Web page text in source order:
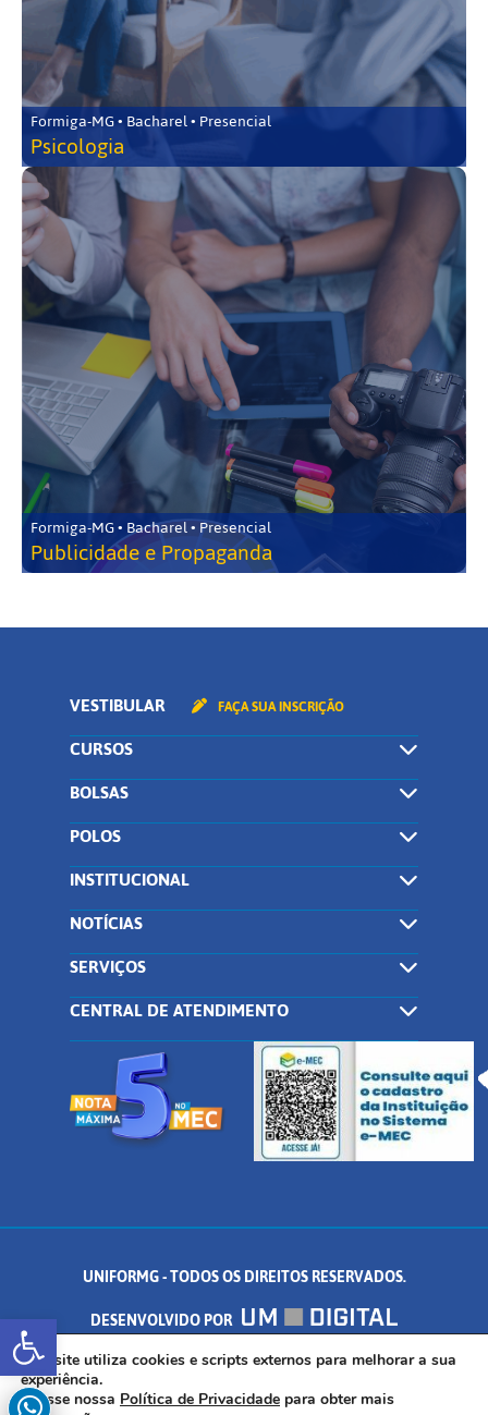
Abrir a barra de ferramentas
Formiga-MG • Bacharel • Presencial
Psicologia
Formiga-MG • Bacharel • Presencial
Publicidade e Propaganda
VESTIBULAR FAÇA SUA INSCRIÇÃO
CURSOS
BOLSAS
POLOS
INSTITUCIONAL
NOTÍCIAS
SERVIÇOS
CENTRAL DE ATENDIMENTO
UNIFORMG - TODOS OS DIREITOS RESERVADOS.
DESENVOLVIDO POR
AV. DR. ARNALDO DE SENNA, 328 - PALMEIRAS, FORMIGA/MG - CEP:
35.574.530
Este site utiliza cookies e scripts externos para melhorar a sua
experiência.
Acesse nossa Política de Privacidade para obter mais